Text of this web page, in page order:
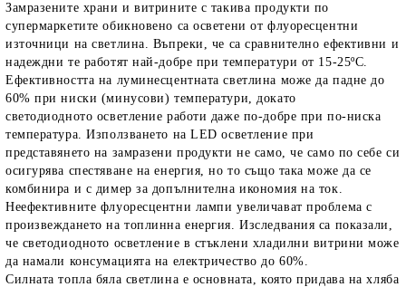
Замразените храни и витрините с такива продукти по
супермаркетите обикновено са осветени от флуоресцентни
източници на светлина. Въпреки, че са сравнителнo ефективни и
надеждни те работят най-добре при температури от 15-25ºС.
Ефективността на луминесцентната светлина може да падне до
60% при ниски (минусови) температури, докато
светодиодното осветление работи даже по-добре при по-ниска
температура. Използването на LED осветление при
представянето на замразени продукти не само, че само по себе си
осигурява спестяване на енергия, но то също така може да се
комбинира и с димер за допълнителна икономия на ток.
Неефективните флуоресцентни лампи увеличават проблема с
произвеждането на топлинна енергия. Изследвания са показали,
че светодиодното осветление в стъклени хладилни витрини може
да намали консумацията на електричество до 60%.
Силната топла бяла светлина е основната, която придава на хляба